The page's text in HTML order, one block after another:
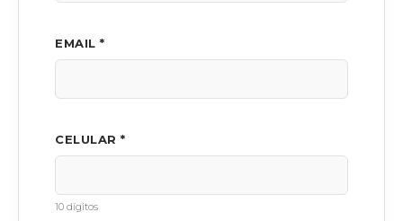
EMAIL *
CELULAR *
10 dígitos